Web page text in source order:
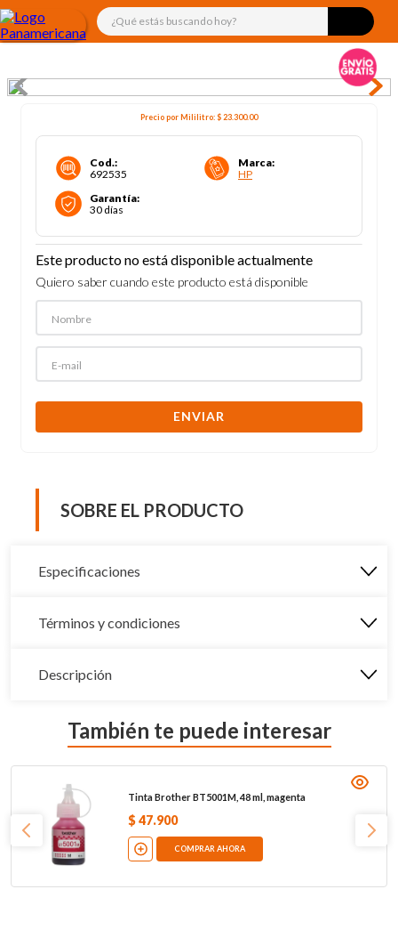
¿Qué estás buscando hoy?
Precio porMililitro:$ 23.300.00
Cod.:
692535
Marca:
HP
Garantía:
30 días
Este producto no está disponible actualmente
Quiero saber cuando este producto está disponible
ENVIAR
SOBRE EL PRODUCTO
Especificaciones
Términos y condiciones
Descripción
También te puede interesar
Tinta Brother BT5001M, 48 ml, magenta
$ 47.900
COMPRAR AHORA